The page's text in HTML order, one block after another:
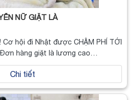
NỮ GIẶT LÀ
Cơ hội đi Nhật được CHẬM PHÍ TỚI
Đơn hàng giặt là lương cao…
Chi tiết